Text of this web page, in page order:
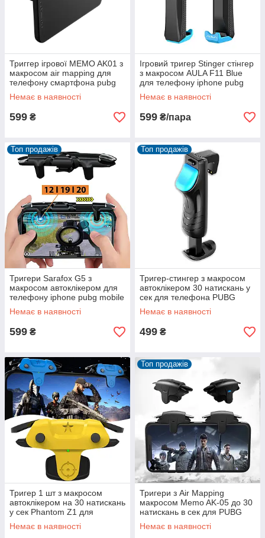
Триггер ігрової MEMO AK01 з
макросом air mapping для
телефону смартфона pubg
mobile call of duty standoff
Немає в наявності
599 ₴
Ігровий тригер Stinger стінгер
з макросом AULA F11 Blue
для телефону iphone pubg
mobile пабг пубг мобайл cod
Немає в наявності
599 ₴/пара
Топ продажів
Тригери Sarafox G5 з
макросом автоклікером для
телефону iphone pubg mobile
пабг пубг мобайл cod
Немає в наявності
599 ₴
Топ продажів
Тригер-стингер з макросом
автоклікером 30 натискань у
сек для телефона PUBG
mobile standoff call of duty
Немає в наявності
499 ₴
Тригер 1 шт з макросом
автоклікером на 30 натискань
у сек Phantom Z1 для
телефона PUBG standoff call
of duty
Немає в наявності
Топ продажів
Тригери з Air Mapping
макросом Memo AK-05 до 30
натискань в сек для PUBG
пабг COD Standoff 2 iOS
Android
Немає в наявності